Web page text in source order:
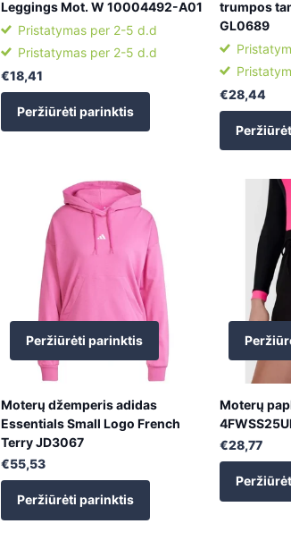
Leggings Mot. W 10004492-A01
Pristatymas per 2-5 d.d
Pristatymas per 2-5 d.d
€18,41
Peržiūrėti parinktis
trumpos
GL0689
€28,44
Peržiūrėti parinktis
Moterų džemperis adidas
Essentials Small Logo French
Terry JD3067
€55,53
Peržiūrėti parinktis
Moterų
€28,77